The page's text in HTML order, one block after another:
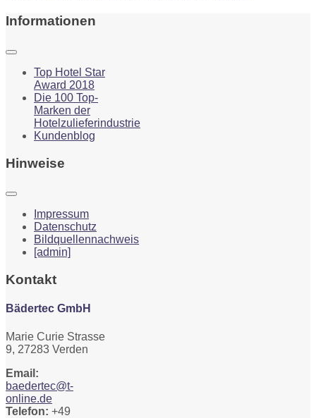
Informationen
Top Hotel Star
Award 2018
Die 100 Top-
Marken der
Hotelzulieferindustrie
Kundenblog
Hinweise
Impressum
Datenschutz
Bildquellennachweis
[admin]
Kontakt
Bädertec GmbH
Marie Curie Strasse
9, 27283 Verden
Email:
baedertec@t-
online.de
Telefon: +49